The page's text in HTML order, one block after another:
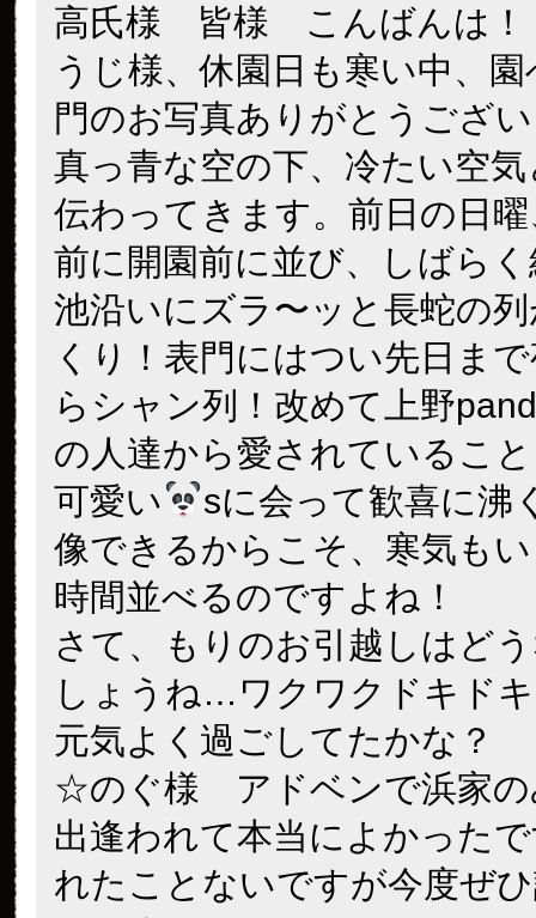
高氏様 皆様 こんばんは！
うじ様、休園日も寒い中、
門のお写真ありがとうござ
真っ青な空の下、冷たい空
伝わってきます。前日の日
前に開園前に並び、しばら
池沿いにズラ〜ッと長蛇の
くり！表門にはつい先日ま
らシャン列！改めて上野
の人達から愛されているこ
可愛い
sに会って歓喜に沸
像できるからこそ、寒気も
時間並べるのですよね！
さて、もりのお引越しはど
しょうね…ワクワクドキド
元気よく過ごしてたかな？
☆のぐ様 アドベンで浜家の
出逢われて本当によかった
れたことないですが今度ぜ